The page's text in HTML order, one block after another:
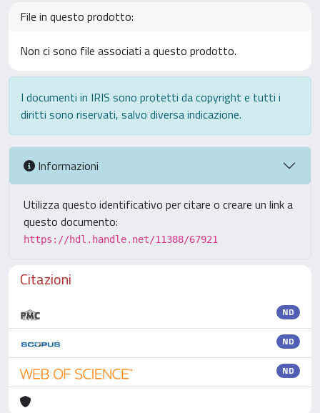
File in questo prodotto:
Non ci sono file associati a questo prodotto.
I documenti in IRIS sono protetti da copyright e tutti i
diritti sono riservati, salvo diversa indicazione.
Informazioni
Utilizza questo identificativo per citare o creare un link a
questo documento:
https://hdl.handle.net/11388/67921
Citazioni
ND
ND
ND